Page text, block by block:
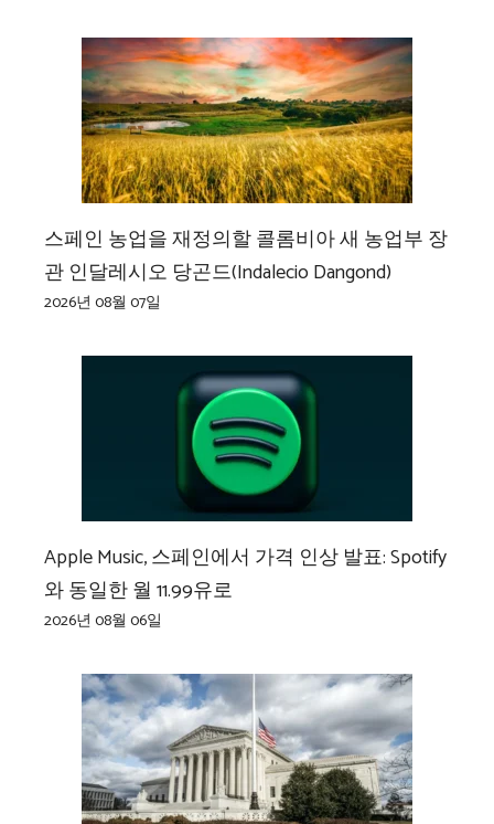
스페인 농업을 재정의할 콜롬비아 새 농업부 장
관 인달레시오 당곤드(Indalecio Dangond)
2026년 08월 07일
Apple Music, 스페인에서 가격 인상 발표: Spotify
와 동일한 월 11.99유로
2026년 08월 06일